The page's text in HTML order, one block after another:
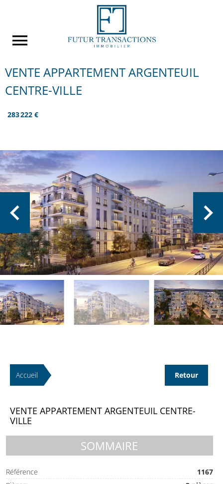
VENTE APPARTEMENT ARGENTEUIL
CENTRE-VILLE
283 222 €
Accueil Retour
VENTE APPARTEMENT ARGENTEUIL CENTRE-
VILLE
SOMMAIRE
Référence
1167